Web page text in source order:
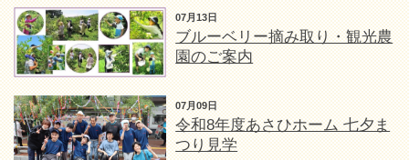
07月13日
ブルーベリー摘み取り・観光農
園のご案内
07月09日
令和8年度あさひホーム 七夕ま
つり見学